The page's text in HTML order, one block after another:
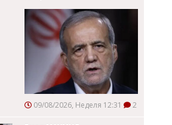
09/08/2026, Неделя 12:31 2